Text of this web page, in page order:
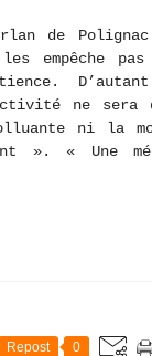
de
empêche
ne sera
ni la
». « Une
Repost 0